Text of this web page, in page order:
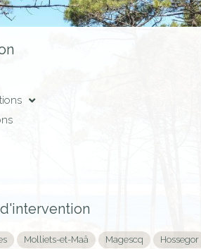
Molliets-et-Maâ Magescq Hossegor